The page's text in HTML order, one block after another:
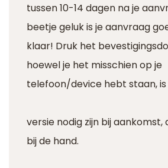
tussen 10-14 dagen na je
beetje geluk is je aanvraag
klaar! Druk het
hoewel je het misschien op je
telefoon/device hebt staan,
versie nodig zijn bij aankomst,
bij de hand.